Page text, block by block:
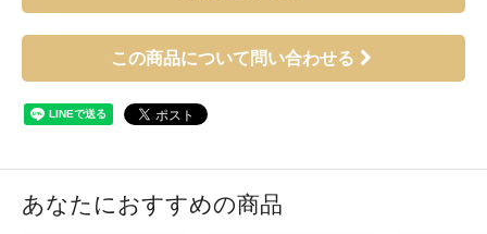
この商品について問い合わせる
あなたにおすすめの商品